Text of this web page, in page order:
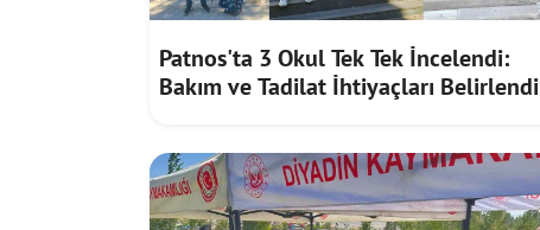
Patnos'ta 3 Okul Tek Tek İncelendi:
Bakım ve Tadilat İhtiyaçları Belirlendi